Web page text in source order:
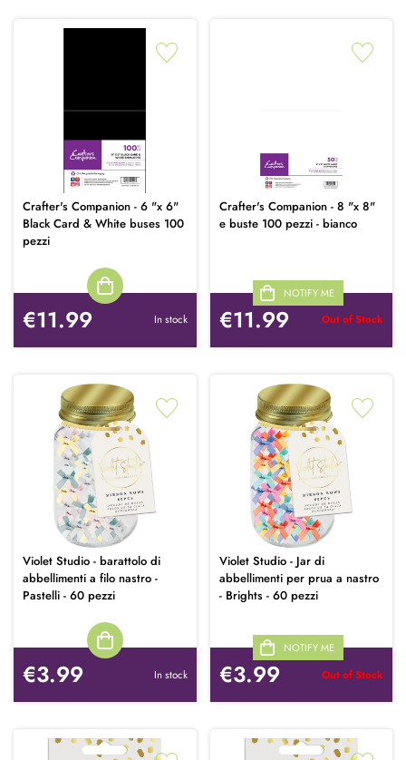
Crafter's Companion - 6 "x 6"
Black Card & White buses 100
pezzi
€11.99 In stock
Crafter's Companion - 8 "x 8"
e buste 100 pezzi - bianco
NOTIFY ME
€11.99 Out of Stock
Violet Studio - barattolo di
abbellimenti a filo nastro -
Pastelli - 60 pezzi
€3.99 In stock
Violet Studio - Jar di
abbellimenti per prua a nastro
- Brights - 60 pezzi
NOTIFY ME
€3.99 Out of Stock